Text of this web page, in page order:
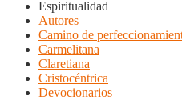
Espiritualidad
Autores
Camino de
Carmelitana
Claretiana
Cristocéntrica
Devocionarios